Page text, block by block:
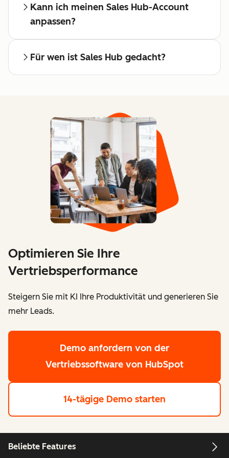
Kann ich meinen Sales Hub-Account
anpassen?
Für wen ist Sales Hub gedacht?
Optimieren Sie Ihre
Vertriebsperformance
Steigern Sie mit KI Ihre Produktivität und generieren Sie
mehr Leads.
Demo anfordern von der
Vertriebssoftware von HubSpot
14-tägige Demo starten
Beliebte Features